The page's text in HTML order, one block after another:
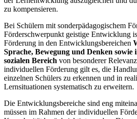
zu kompensieren.
Bei Schülern mit sonderpädagogischem
Förderschwerpunkt geistige Entwicklung
Förderung in den Entwicklungsbereichen
Sprache, Bewegung und Denken sowie
sozialen Bereich von besonderer
individuellen Förderung gilt es, die
einzelnen Schülers zu erkennen und in
Lernsituationen systematisch zu erweitern.
Die Entwicklungsbereiche sind eng
müssen im Rahmen der individuellen